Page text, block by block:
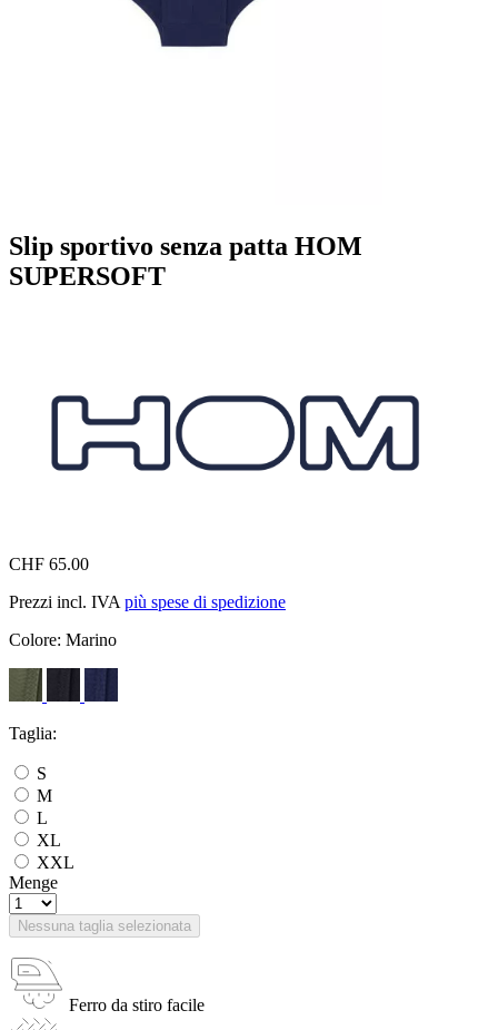
Slip sportivo senza patta HOM
SUPERSOFT
CHF 65.00
Prezzi incl. IVA più spese di spedizione
Colore: Marino
Taglia:
S
M
L
XL
XXL
Menge
Nessuna taglia selezionata
Ferro da stiro facile